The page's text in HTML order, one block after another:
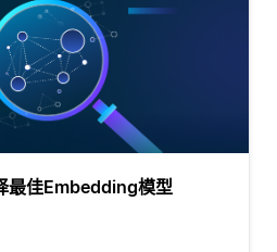
最佳Embedding模型